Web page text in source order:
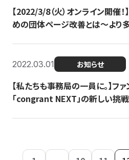
【2022/3/8（火）オンライン開催
めの団体ページ改善とは～より
2022.03.01 お知らせ
【私たちも事務局の一員に。】フ
「congrant NEXT」の新しい挑戦